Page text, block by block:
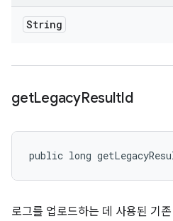
String
getLegacyResultId
public long
로그를 업로드하는 데 사용된 기